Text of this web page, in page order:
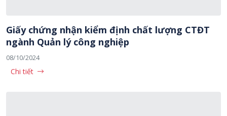
Giấy chứng nhận kiểm định chất lượng CTĐT
ngành Quản lý công nghiệp
08/10/2024
Chi tiết